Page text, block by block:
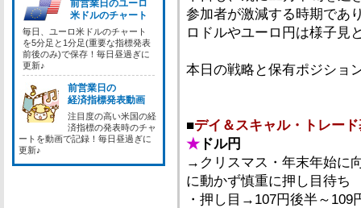
参加者が激減する時期であ
ロドルやユーロ円は様子見
本日の戦略と保有ポジショ
■デイ＆スキャル・トレー
★ ドル円
→クリスマス・年末年始に
に動かず慎重に押し目待ち
・押し目→107円後半～109
前営業日のユーロ
米ドルのチャート
毎日、ユーロ米ドルのチャート
を5分足と1分足(重要な指標発表
前後のみ)で保存！毎日昼過ぎに
更新♪
前営業日の
経済指標発表動画
注目度の高い米国の経
済指標の発表時のチャ
ートを動画で記録！毎日昼過ぎに
更新♪